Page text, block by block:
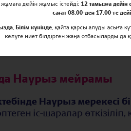
Наурыз мейрамы
Наурыз мерекесі
іс-шаралар
дейін жұмыс істейді: 12 тамызға дейін
сағат 08:00-ден 17:00-ге
, Білім күнінде, қайта қарсы алуды асыға
келуге ниет білдірген жаңа отбасыларды да